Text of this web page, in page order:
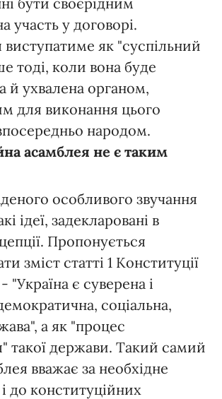
участь у договорі.
виступатиме як "суспільний
тоді, коли вона буде
й ухвалена органом,
для виконання цього
народом.
асамблея не є таким
особливого звучання
ідеї, задекларовані в
Пропонується
зміст статті 1 Конституції
"Україна є суверена і
соціальна,
а як "процес
такої держави. Такий самий
вважає за необхідне
до конституційних